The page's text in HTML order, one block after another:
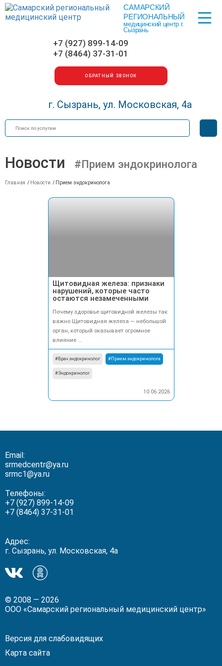
г. Сызрань, ул. Московская, 4а
САМАРСКИЙ
РЕГИОНАЛЬНЫЙ
медицинский центр г.
Сызрань
Меню
+7 (927) 899-14-09
+7 (8464) 37-31-01
ОБРАТНЫЙ ЗВОНОК
Новости #Прием эндокринолога
Главная / Новости / Прием эндокринолога
Щитовидная железа: признаки
нарушений, которые часто
остаются незамеченными
Почему здоровье щитовидной железы так
важно Щитовидная железа — небольшой
орган, который оказывает огромное
влияние ...
#Врач эндокринолог #Прием эндокринолога
#Эндокринолог
10.06.2026
Email:
srmedcentr@ya.ru
srmc1@ya.ru
Телефоны:
+7 (927) 899-14-09
+7 (8464) 37-31-01
Адрес:
г. Сызрань, ул. Московская, 4а
Мы
ВКонтакте!
Мы
Одноклассники!
© 2008 — 2026
ООО «Самарский региональный медицинский центр»
Версия для слабовидящих
Карта сайта